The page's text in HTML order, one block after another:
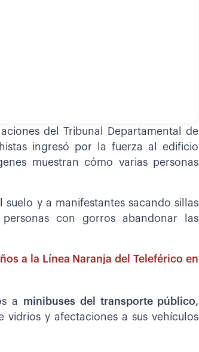
del Tribunal Departamental de
ingresó por la fuerza al edificio
muestran cómo varias personas
y a manifestantes sacando sillas
con gorros abandonar las
a la Línea Naranja del Teleférico en
a minibuses del transporte público,
y afectaciones a sus vehículos